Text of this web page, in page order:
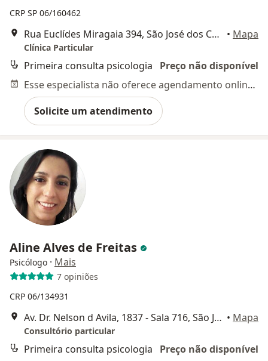
CRP SP 06/160462
Rua Euclídes Miragaia 394, São José dos Campos • Mapa
Clínica Particular
Primeira consulta psicologia
Preço não disponível
Esse especialista não oferece agendamento online para esse endereço.
Solicite um atendimento
Aline Alves de Freitas
Psicólogo · Mais
7 opiniões
CRP 06/134931
Av. Dr. Nelson d Avila, 1837 - Sala 716, São José dos Campos • Mapa
Consultório particular
Primeira consulta psicologia
Preço não disponível